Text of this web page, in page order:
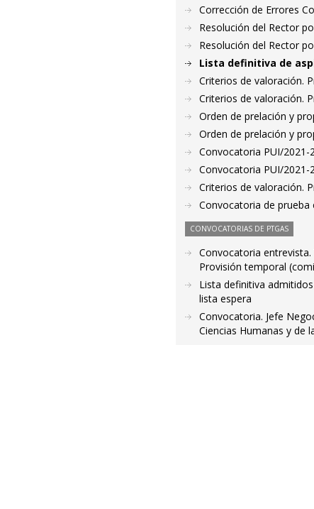
Corrección de Errores
Resolución del Rector
Resolución del Rector
Lista definitiva de
Criterios de valoración.
Criterios de valoración.
Orden de prelación y
Orden de prelación y
Convocatoria PUI/
Convocatoria PUI/
Criterios de valoración.
Convocatoria de
CONVOCATORIAS DE PTGAS
Convocatoria
Provisión temporal
Lista definitiva
lista espera
Convocatoria. Jefe
Ciencias Humanas y de